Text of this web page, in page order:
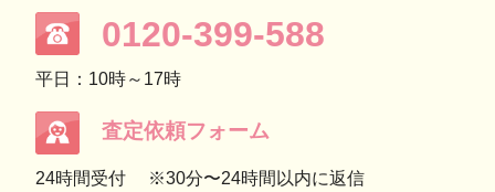
0120-399-588
平日：10時～17時
査定依頼フォーム
24時間受付 ※30分〜24時間以内に返信